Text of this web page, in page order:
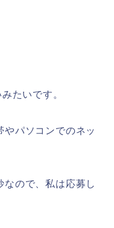
たいです。
パソコンでのネッ
ので、私は応募し